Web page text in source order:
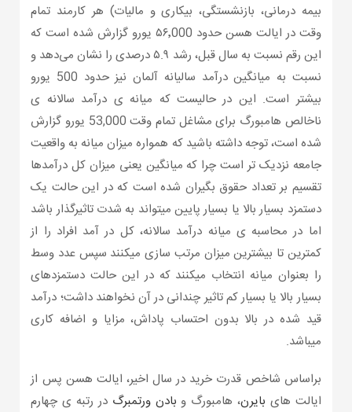
بیمه درمانی، بازنشستگی، بیکاری و مالیات) هر کارمند تمام
وقت در ایالت هسن حدود ۵۶٬000 یورو گزارش شده است که
این رقم نسبت به سال قبل، رشد ۵.۹ درصدی را نشان می‌دهد و
نسبت به میانگین درآمد سالیانه آلمان نیز حدود 500 یورو
بیشتر است. این در حالیست که میانه ی درآمد سالانه ی
ناخالص هامبورگ برای مشاغل تمام وقت 53,000 یورو گزارش
شده است، توجه داشته باشید که همواره میزان میانه به واقعیت
جامعه نزدیک تر است چرا که میانگین یعنی میزان کل درآمدها
تقسیم بر تعداد حقوق بگیران شده است که در این حالت یک
دستمزد بسیار بالا یا بسیار پایین میتواند به شدت تاثیرگذار باشد
اما در محاسبه ی میانه درآمد سالانه، کل در آمد افراد را از
کمترین تا بیشترین میزان مرتب سازی میکنند سپس عدد وسط
را بعنوان میانه انتخاب میکنند که در این حالت دستمزدهای
بسیار بالا یا بسیار کم تاثیر چندانی در آن نخواهند داشت؛ درآمد
قید شده در بالا بدون احتساب پاداش، مزایا و اضافه کاری
میباشد.
براساس شاخص قدرت خرید در سال اخیر، ایالت هسن پس از
ایالت های بایرن، هامبورگ و بادن ورتمبرگ در رتبه ی چهارم